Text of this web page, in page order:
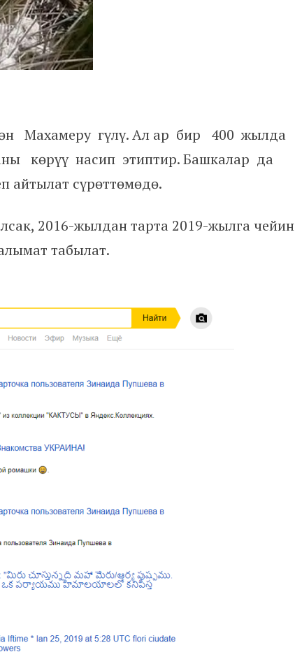
Махамеру гүлү. Ал ар бир 400 жылда
көрүү насип этиптир. Башкалар да
айтылат сүрөттөмөдө.
2016-жылдан тарта 2019-жылга чейин
табылат.